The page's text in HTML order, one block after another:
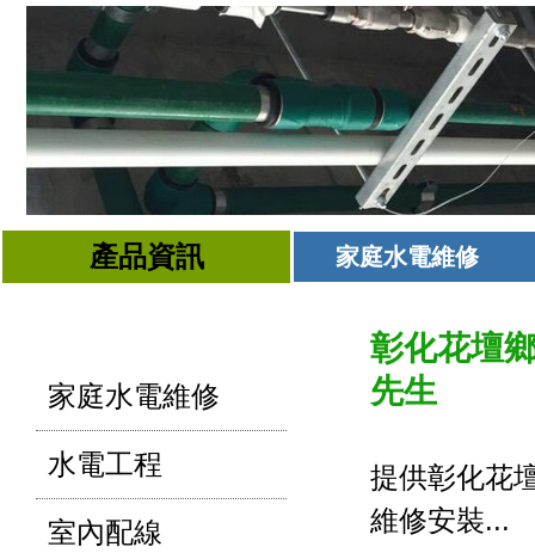
產品資訊 家庭水電維修
家庭水電維修
水電工程
室內配線
彰化花壇
先生
提供彰化花
維修安裝...